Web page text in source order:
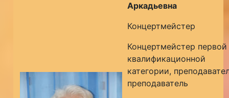
Аркадьевна
Концертмейстер
Концертмейстер первой
квалификационной
категории,
преподаватель